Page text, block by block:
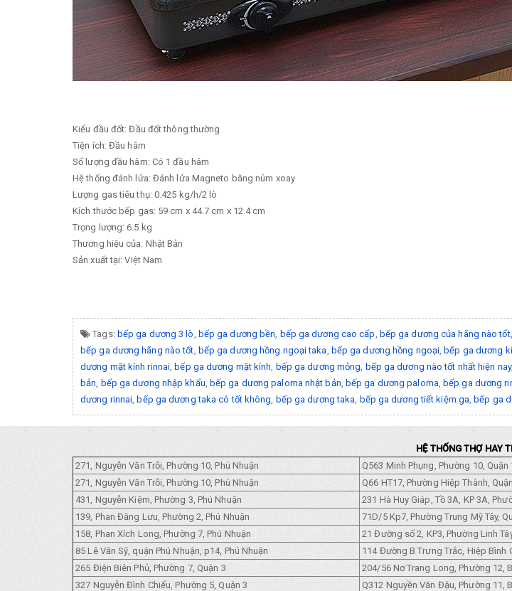
Kiểu đầu đốt: Đầu đốt thông thường
Tiện ích: Đầu hâm
Số lượng đầu hâm: Có 1 đầu hâm
Hệ thống đánh lửa: Đánh lửa Magneto bằng núm xoay
Lượng gas tiêu thụ: 0.425 kg/h/2 lò
Kích thước bếp gas: 59 cm x 44.7 cm x 12.4 cm
Trọng lượng: 6.5 kg
Thương hiệu của: Nhật Bản
Sản xuất tại: Việt Nam
Tags: bếp ga dương 3 lò bếp ga dương bền bếp ga dương cao cấp bếp ga dương của hãng nào tốt,
bếp ga dương hãng nào tốt bếp ga dương hồng ngoại taka bếp ga dương hồng ngoại ,bếp ga dương
dương mặt kính rinnai ,bếp ga dương mặt kính bếp ga dương mỏng bếp ga dương nào tốt nhất hiện nay
bản bếp ga dương nhập khẩu bếp ga dương paloma nhật bản bếp ga dương paloma ,bếp ga dương
dương rinnai ,bếp ga dương taka có tốt không bếp ga dương taka bếp ga dương tiết kiệm ga ,bếp ga
HỆ THỐNG THỢ HAY
271, Nguyễn Văn Trỗi, Phường 10, Phú Nhuận
Q563 Minh Phụng, Phường 10, Quận
271, Nguyễn Văn Trỗi, Phường 10, Phú Nhuận
Q66 HT17, Phường Hiệp Thành,
431, Nguyễn Kiệm, Phường 3, Phú Nhuận
231 Hà Huy Giáp, Tồ 3A, KP 3A,
139, Phan Đăng Lưu, Phường 2, Phú Nhuận
71D/5 Kp7, Phường Trung Mỹ Tây,
158, Phan Xích Long, Phường 7, Phú Nhuận
21 Đường số 2, KP3, Phường Linh
85 Lê Văn Sỹ, quận Phú Nhuận, p14, Phú Nhuận
114 Đường B Trưng Trắc, Hiệp Bình
265 Điện Biên Phủ, Phường 7, Quận 3
204/56 Nơ Trang Long, Phường 12,
327 Nguyễn Đình Chiểu, Phường 5, Quận 3
Q312 Nguyền Văn Đậu, Phường 11,